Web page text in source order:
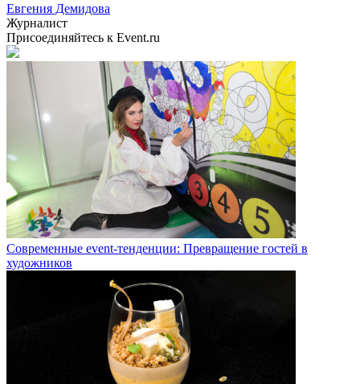
Евгения Демидова
Журналист
Присоединяйтесь к Event.ru
Современные event-тенденции: Превращение гостей в
художников